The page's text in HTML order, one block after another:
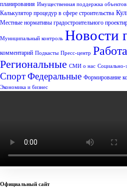
планирования Имущественная поддержка
Калькулятор процедур в сфере строительства
Местные нормативы градостроительного
Муниципальный контроль Новости
комментарий Подкасты Пресс-центр
Региональные СМИ о нас Социально-
СпортФедеральные Формирование
Экономика и бизнес
Официальный сайт